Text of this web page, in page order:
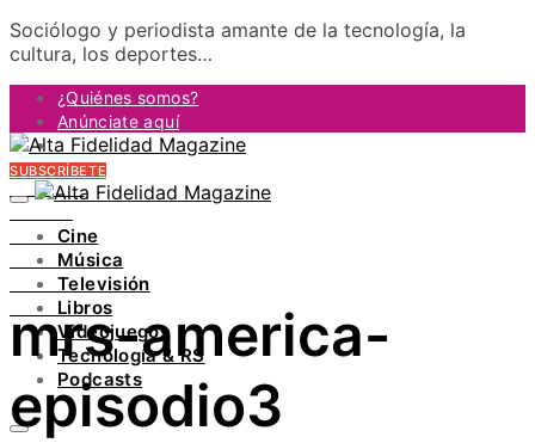
Sociólogo y periodista amante de la tecnología, la
cultura, los deportes…
¿Quiénes somos?
Anúnciate aquí
Contacto
FACEBOOK
INSTAGRAM
PINTEREST
YOUTUBE
LINKEDIN
SUBSCRÍBETE
Cine
Música
Televisión
Libros
Videojuegos
Tecnología & RS
Podcasts
mrs-america-
episodio3